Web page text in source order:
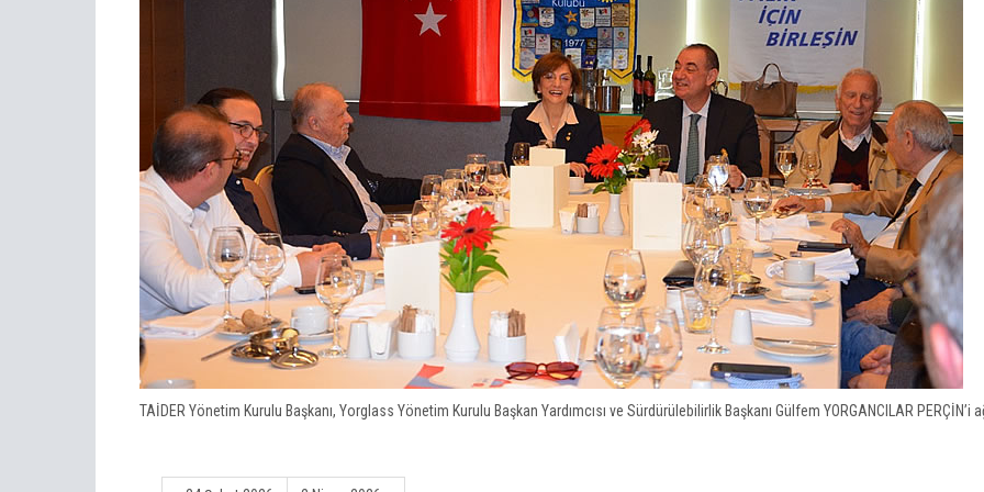
TAİDER Yönetim Kurulu Başkanı, Yorglass Yönetim Kurulu Başkan Yardımcısı ve Sürdürülebilirlik Başkanı Gülfem YORGANCILAR PERÇİN’i